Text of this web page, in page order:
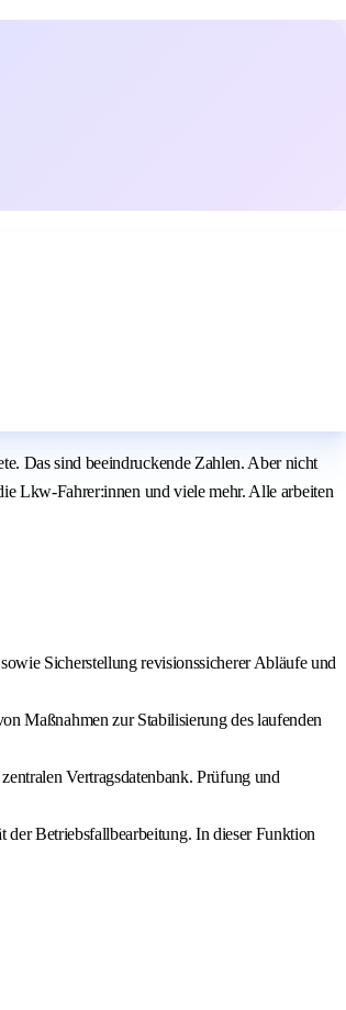
Das sind beeindruckende Zahlen. Aber nicht
Lkw-Fahrer:innen und viele mehr. Alle arbeiten
Sicherstellung revisionssicherer Abläufe und
Maßnahmen zur Stabilisierung des laufenden
Vertragsdatenbank. Prüfung und
Betriebsfallbearbeitung. In dieser Funktion